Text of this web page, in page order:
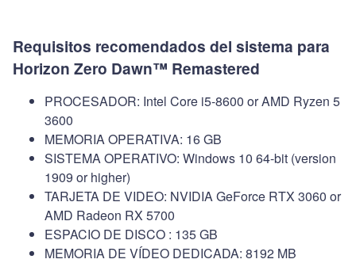
Requisitos recomendados del sistema para
Horizon Zero Dawn™ Remastered
PROCESADOR: Intel Core i5-8600 or AMD Ryzen 5
3600
MEMORIA OPERATIVA: 16 GB
SISTEMA OPERATIVO: Windows 10 64-bit (version
1909 or higher)
TARJETA DE VIDEO: NVIDIA GeForce RTX 3060 or
AMD Radeon RX 5700
ESPACIO DE DISCO : 135 GB
MEMORIA DE VÍDEO DEDICADA: 8192 MB